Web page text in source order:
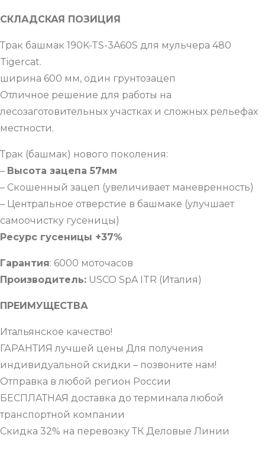
СКЛАДСКАЯ ПОЗИЦИЯ
Трак башмак 190K-TS-3A60S для мульчера 480
Tigercat.
ширина 600 мм, один грунтозацеп
Отличное решение для работы на
лесозаготовительных участках и сложных рельефах
местности.
Трак (башмак) нового поколения:
– Высота зацепа 57мм
– Скошенный зацеп (увеличивает маневренность)
– Центральное отверстие в башмаке (улучшает
самоочистку гусеницы)
Ресурс гусеницы +37%
Гарантия: 6000 моточасов
Производитель: USCO SpA ITR (Италия)
ПРЕИМУЩЕСТВА
Итальянское качество!
ГАРАНТИЯ лучшей цены Для получения
индивидуальной скидки – позвоните нам!
Отправка в любой регион России
БЕСПЛАТНАЯ доставка до терминала любой
транспортной компании
Скидка 32% на перевозку ТК Деловые Линии